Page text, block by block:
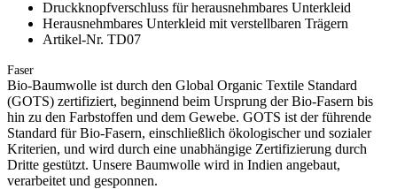
Druckknopfverschluss für herausnehmbares Unterkleid
Herausnehmbares Unterkleid mit verstellbaren Trägern
Artikel-Nr. TD07
Faser
Bio-Baumwolle ist durch den Global Organic Textile Standard
(GOTS) zertifiziert, beginnend beim Ursprung der Bio-Fasern bis
hin zu den Farbstoffen und dem Gewebe. GOTS ist der führende
Standard für Bio-Fasern, einschließlich ökologischer und sozialer
Kriterien, und wird durch eine unabhängige Zertifizierung durch
Dritte gestützt. Unsere Baumwolle wird in Indien angebaut,
verarbeitet und gesponnen.